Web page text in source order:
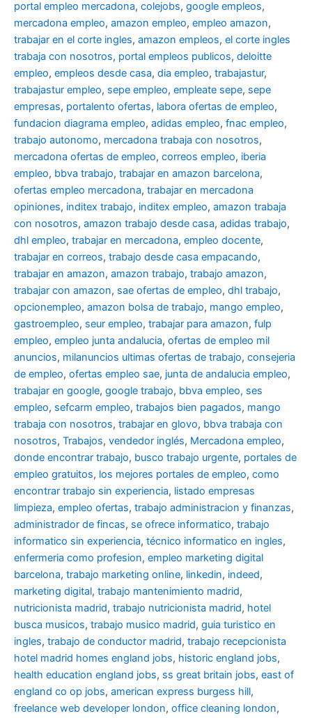
portal empleo mercadona, colejobs, google empleos,
mercadona empleo, amazon empleo, empleo amazon,
trabajar en el corte ingles, amazon empleos, el corte ingles
trabaja con nosotros, portal empleos publicos, deloitte
empleo, empleos desde casa, dia empleo, trabajastur,
trabajastur empleo, sepe empleo, empleate sepe, sepe
empresas, portalento ofertas, labora ofertas de empleo,
fundacion diagrama empleo, adidas empleo, fnac empleo,
trabajo autonomo, mercadona trabaja con nosotros,
mercadona ofertas de empleo, correos empleo, iberia
empleo, bbva trabajo, trabajar en amazon barcelona,
ofertas empleo mercadona, trabajar en mercadona
opiniones, inditex trabajo, inditex empleo, amazon trabaja
con nosotros, amazon trabajo desde casa, adidas trabajo,
dhl empleo, trabajar en mercadona, empleo docente,
trabajar en correos, trabajo desde casa empacando,
trabajar en amazon, amazon trabajo, trabajo amazon,
trabajar con amazon, sae ofertas de empleo, dhl trabajo,
opcionempleo, amazon bolsa de trabajo, mango empleo,
gastroempleo, seur empleo, trabajar para amazon, fulp
empleo, empleo junta andalucia, ofertas de empleo mil
anuncios, milanuncios ultimas ofertas de trabajo, consejeria
de empleo, ofertas empleo sae, junta de andalucia empleo,
trabajar en google, google trabajo, bbva empleo, ses
empleo, sefcarm empleo, trabajos bien pagados, mango
trabaja con nosotros, trabajar en glovo, bbva trabaja con
nosotros, Trabajos, vendedor inglés, Mercadona empleo,
donde encontrar trabajo, busco trabajo urgente, portales de
empleo gratuitos, los mejores portales de empleo, como
encontrar trabajo sin experiencia, listado empresas
limpieza, empleo ofertas, trabajo administracion y finanzas,
administrador de fincas, se ofrece informatico, trabajo
informatico sin experiencia, técnico informatico en ingles,
enfermeria como profesion, empleo marketing digital
barcelona, trabajo marketing online, linkedin, indeed,
marketing digital, trabajo mantenimiento madrid,
nutricionista madrid, trabajo nutricionista madrid, hotel
busca musicos, trabajo musico madrid, guia turistico en
ingles, trabajo de conductor madrid, trabajo recepcionista
hotel madrid homes england jobs, historic england jobs,
health education england jobs, ss great britain jobs, east of
england co op jobs, american express burgess hill,
freelance web developer london, office cleaning london,